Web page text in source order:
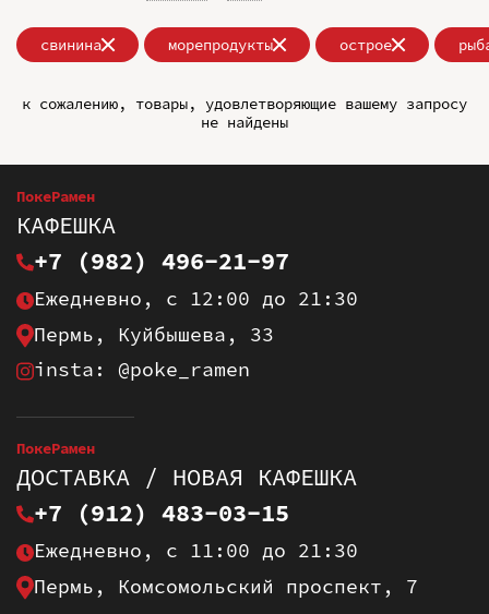
свинина морепродукты острое
к сожалению, товары, удовлетворяющие вашему запросу
не найдены
ПокеРамен
КАФЕШКА
+7 (982) 496-21-97
Ежедневно, с 12:00 до 21:30
Пермь, Куйбышева, 33
insta: @poke_ramen
ПокеРамен
ДОСТАВКА / НОВАЯ КАФЕШКА
+7 (912) 483-03-15
Ежедневно, с 11:00 до 21:30
Пермь, Комсомольский проспект, 7